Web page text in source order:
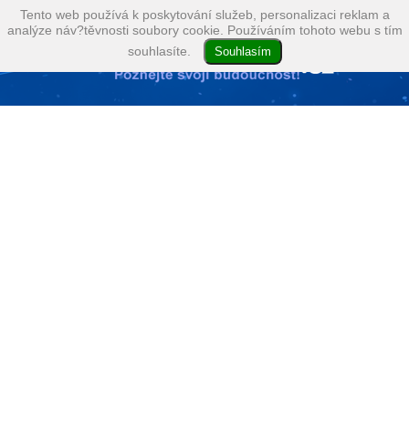
Tento web používá k poskytování služeb, personalizaci reklam a
analýze náv?těvnosti soubory cookie. Používáním tohoto webu s tím
souhlasíte.